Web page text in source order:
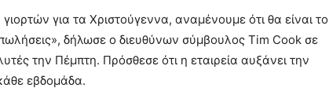
για τα Χριστούγεννα, αναμένουμε ότι θα είναι το
δήλωσε ο διευθύνων σύμβουλος Tim Cook σε
την Πέμπτη. Πρόσθεσε ότι η εταιρεία αυξάνει την
εβδομάδα.